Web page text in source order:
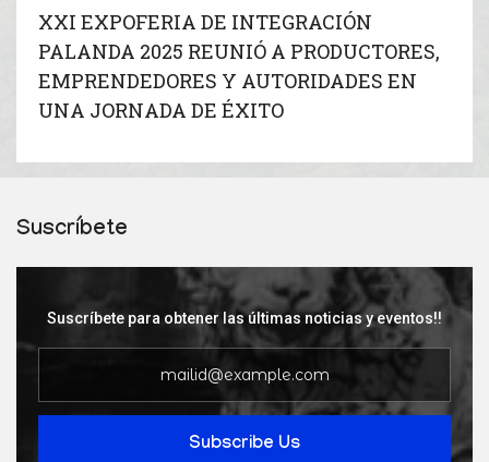
XXI EXPOFERIA DE INTEGRACIÓN
PALANDA 2025 REUNIÓ A PRODUCTORES,
EMPRENDEDORES Y AUTORIDADES EN
UNA JORNADA DE ÉXITO
Suscríbete
Suscríbete para obtener las últimas noticias y eventos!!
Subscribe Us